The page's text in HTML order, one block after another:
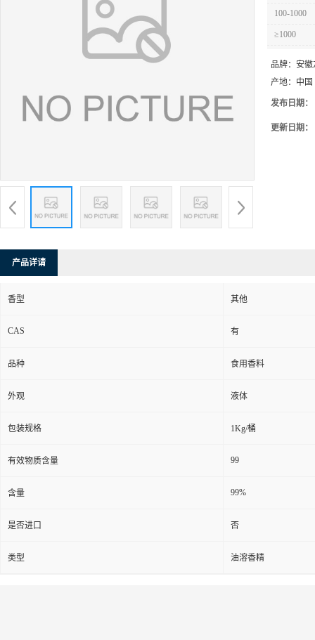
100-1000
≥1000
品牌： 安徽
产地： 中国
发布日期：
更新日期：
产品详请
香型 其他
CAS 有
品种 食用香料
外观 液体
包装规格 1Kg/桶
有效物质含量 99
含量 99%
是否进口 否
类型 油溶香精